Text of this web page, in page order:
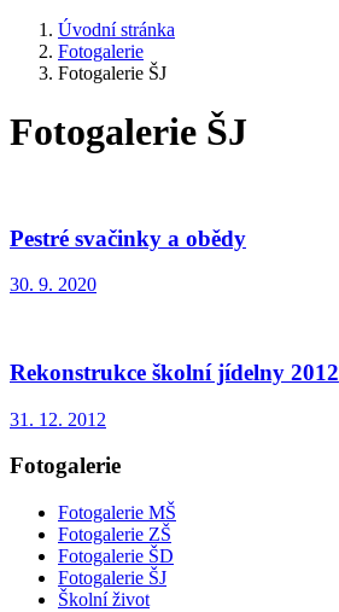
Úvodní stránka
Fotogalerie
Fotogalerie ŠJ
Fotogalerie ŠJ
Pestré svačinky a obědy
30. 9. 2020
Rekonstrukce školní jídelny 2012
31. 12. 2012
Fotogalerie
Fotogalerie MŠ
Fotogalerie ZŠ
Fotogalerie ŠD
Fotogalerie ŠJ
Školní život